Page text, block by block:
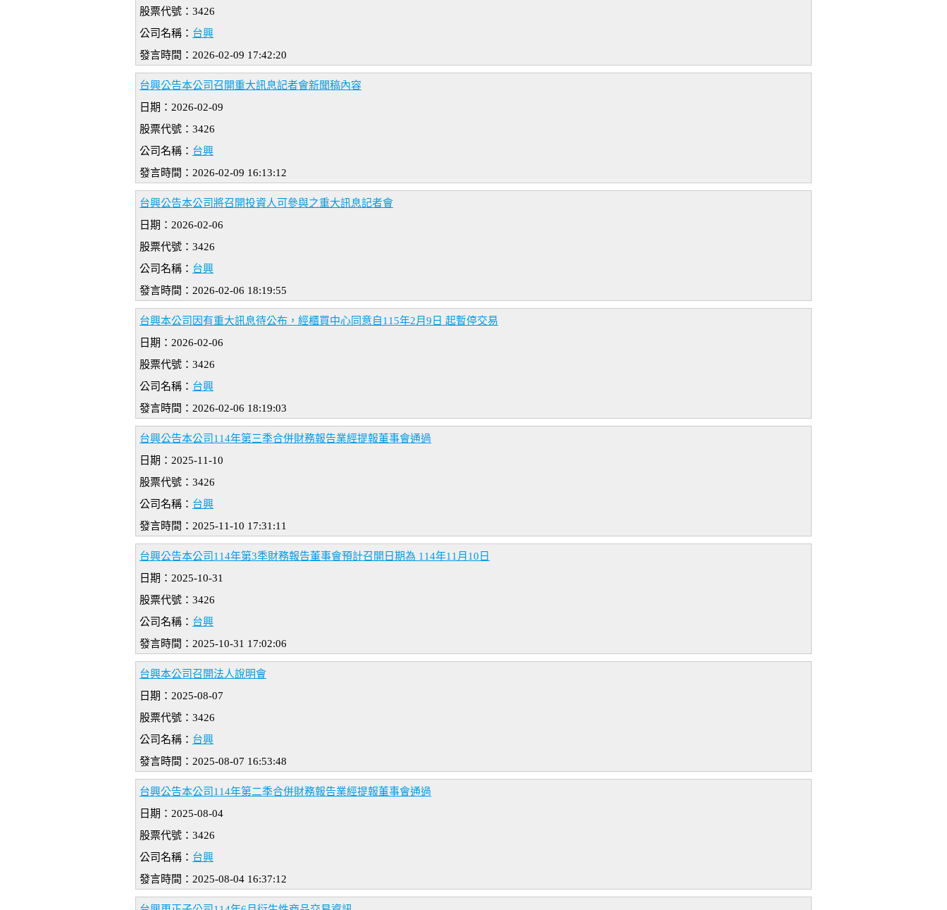
股票代號：3426
公司名稱： 台興
發言時間：2026-02-09 17:42:20
台興公告本公司召開重大訊息記者會新聞稿內容
日期：2026-02-09
股票代號：3426
公司名稱： 台興
發言時間：2026-02-09 16:13:12
台興公告本公司將召開投資人可參與之重大訊息記者會
日期：2026-02-06
股票代號：3426
公司名稱： 台興
發言時間：2026-02-06 18:19:55
台興本公司因有重大訊息待公布，經櫃買中心同意自115年2月9日 起暫停交易
日期：2026-02-06
股票代號：3426
公司名稱： 台興
發言時間：2026-02-06 18:19:03
台興公告本公司114年第三季合併財務報告業經提報董事會通過
日期：2025-11-10
股票代號：3426
公司名稱： 台興
發言時間：2025-11-10 17:31:11
台興公告本公司114年第3季財務報告董事會預計召開日期為 114年11月10日
日期：2025-10-31
股票代號：3426
公司名稱： 台興
發言時間：2025-10-31 17:02:06
台興本公司召開法人說明會
日期：2025-08-07
股票代號：3426
公司名稱： 台興
發言時間：2025-08-07 16:53:48
台興公告本公司114年第二季合併財務報告業經提報董事會通過
日期：2025-08-04
股票代號：3426
公司名稱： 台興
發言時間：2025-08-04 16:37:12